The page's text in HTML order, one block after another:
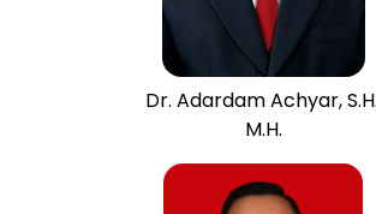
Dr. Adardam Achyar,
M.H.